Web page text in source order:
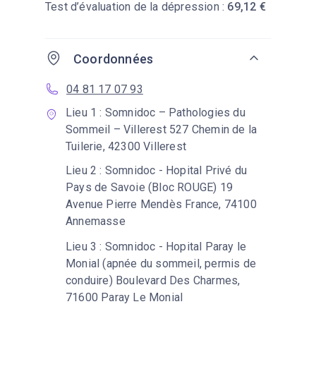
Test d’évaluation de la dépression : 69,12 €
Coordonnées
04 81 17 07 93
Lieu 1 : Somnidoc – Pathologies du
Sommeil – Villerest 527 Chemin de la
Tuilerie, 42300 Villerest
Lieu 2 : Somnidoc - Hopital Privé du
Pays de Savoie (Bloc ROUGE) 19
Avenue Pierre Mendès France, 74100
Annemasse
Lieu 3 : Somnidoc - Hopital Paray le
Monial (apnée du sommeil, permis de
conduire) Boulevard Des Charmes,
71600 Paray Le Monial